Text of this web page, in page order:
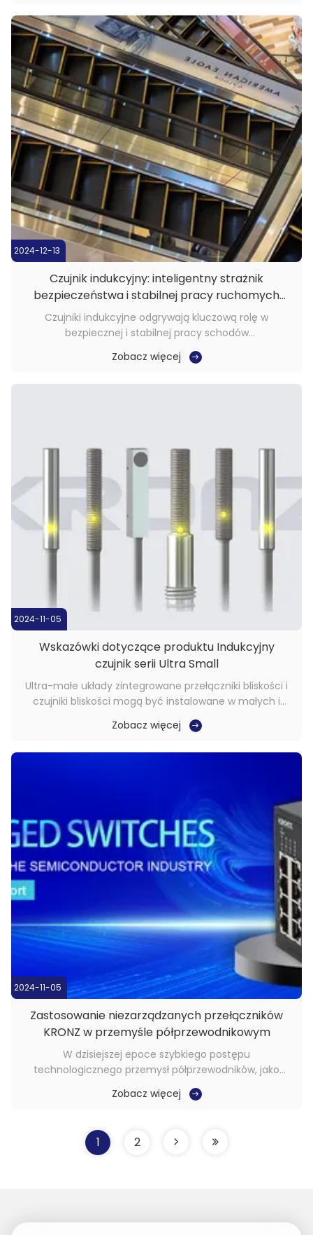
produkcji, wybierali Kronz jako swojego partnera i ...
2024-12-13
Czujnik indukcyjny: inteligentny strażnik
bezpieczeństwa i stabilnej pracy ruchomych
schodów ruchomych
Czujniki indukcyjne odgrywają kluczową rolę w
bezpiecznej i stabilnej pracy schodów
ruchomych.zapewnienie bezpieczeństwa pasażerów i
prawidłowego działania urządzeń poprzez dokładne
Zobacz więcej
2024-11-05
Wskazówki dotyczące produktu Indukcyjny
czujnik serii Ultra Small
Ultra-małe układy zintegrowane przełączniki bliskości i
czujniki bliskości mogą być instalowane w małych i
kompaktowych pomieszczeniach, z prostą instalacją,
wysoką dokładnością pracy, szybką częstotliwością
Zobacz więcej
2024-11-05
Zastosowanie niezarządzanych przełączników
KRONZ w przemyśle półprzewodnikowym
W dzisiejszej epoce szybkiego postępu
technologicznego przemysł półprzewodników, jako
jeden z kluczowych przemysłów współczesnego rozwoju
gospodarczego, kwitnie.Sprzęt półprzewodnikowy musi
zapewnić płynną produkcjęJako wsparcie przemysłu
Zobacz więcej
1 2